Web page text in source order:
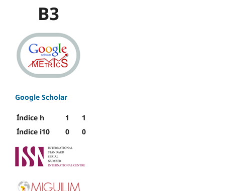
B3
Google Scholar
Índice h 1
1
Índice i10
0 0